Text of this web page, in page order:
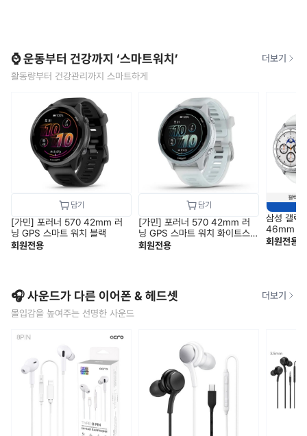
⌚ 운동부터 건강까지 ‘스마트워치’
활동량부터 건강관리까지 스마트하게
더보기
[가민] 포러너 570 42mm 러
닝 GPS 스마트 워치 블랙
회원전용
[가민] 포러너 570 42mm 러
닝 GPS 스마트 워치 화이트스
톤
회원전용
삼성 갤럭
46mm 블
1) SM-
회원전용
🎧 사운드가 다른 이어폰 & 헤드셋
몰입감을 높여주는 선명한 사운드
더보기